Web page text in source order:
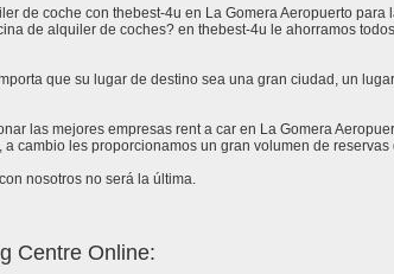
de coche con thebest-4u en La Gomera Aeropuerto
de alquiler de coches? en thebest-4u le ahorramos
que su lugar de destino sea una gran ciudad, un
las mejores empresas rent a car en La Gomera
cambio les proporcionamos un gran volumen de
nosotros no será la última.
Centre Online: